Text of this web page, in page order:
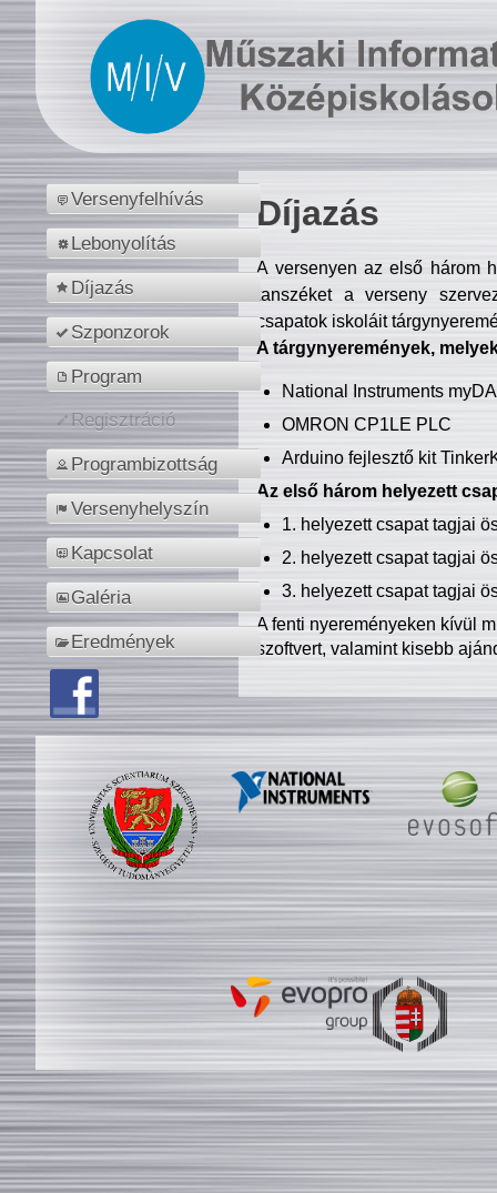
Versenyfelhívás
Lebonyolítás
Díjazás
Szponzorok
Program
Regisztráció
Programbizottság
Versenyhelyszín
Kapcsolat
Galéria
Eredmények
Díjazás
A versenyen az első három
tanszéket a verseny
csapatok iskoláit
A tárgynyeremények,
National Instruments
OMRON CP1LE PLC
Arduino fejlesztő kit
Az első három helyezett
1. helyezett csapat tagjai
2. helyezett csapat tagjai
3. helyezett csapat tagjai
A fenti nyereményeken kívül
szoftvert, valamint kisebb